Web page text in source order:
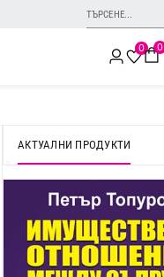
0 0
АКТУАЛНИ ПРОДУКТИ